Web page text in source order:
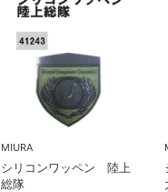
MIURA
シリコンワッペン 陸上
総隊